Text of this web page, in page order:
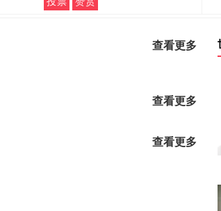
查看更多
查看更多
查看更多